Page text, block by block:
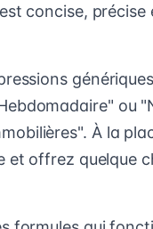
concise, précise
ou
À la
et offrez quelque